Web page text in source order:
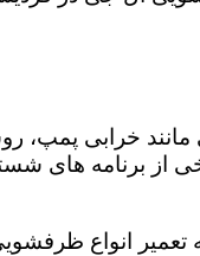
مانند خرابی
برنامه های
تعمیر انواع